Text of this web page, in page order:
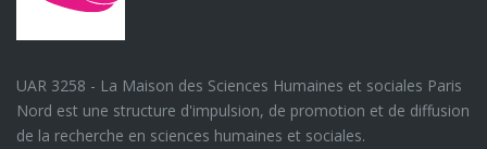
UAR 3258 - La Maison des Sciences Humaines et sociales Paris
Nord est une structure d'impulsion, de promotion et de diffusion
de la recherche en sciences humaines et sociales.